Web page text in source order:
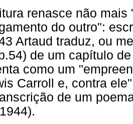
renasce não
do outro":
Artaud traduz, ou
de um capítulo
como um
Carroll e, contra
de um